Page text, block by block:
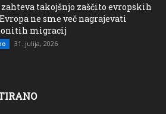
zahteva takojšnjo zaščito evropskih
ne sme več nagrajevati
migracij
31. julija, 2026